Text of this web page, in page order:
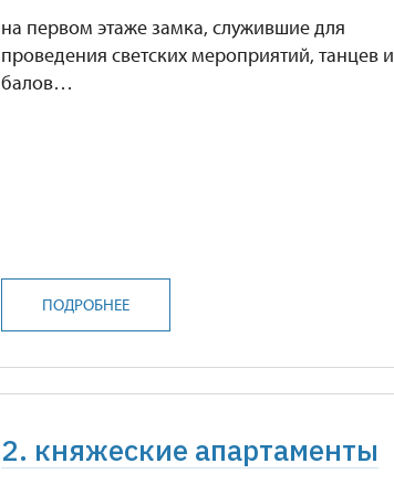
на первом этаже замка, служившие для
проведения светских мероприятий, танцев и
балов…
ПОДРОБНЕЕ
2. княжеские апартаменты